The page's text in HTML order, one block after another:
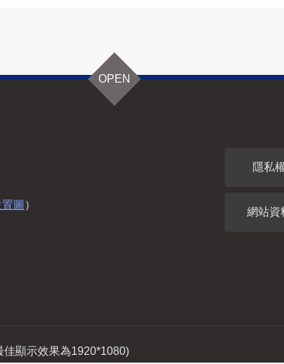
OPEN
圖 ）
隱私
網站資
顯示效果為1920*1080)